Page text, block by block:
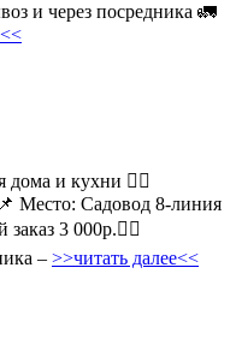
и через посредника 🚛
и кухни 👉🏻
Место: Садовод 8-линия
3 000р.🚶‍♀
– >>читать далее<<